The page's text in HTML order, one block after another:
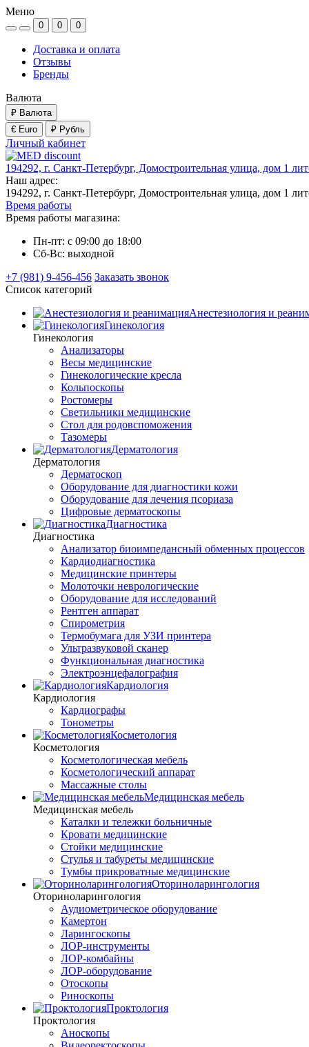
Меню
0 0 0
Доставка и оплата
Отзывы
Бренды
Валюта
₽ Валюта
€ Euro
₽ Рубль
Личный кабинет
194292, г. Санкт-Петербург, Домостроительная улица, дом 1
Наш адрес:
194292, г. Санкт-Петербург, Домостроительная улица, дом 1
Время работы
Время работы магазина:
Пн-пт: с 09:00 до 18:00
Сб-Вс: выходной
+7 (981) 9-456-456 Заказать звонок
Список категорий
Анестезиология и
Гинекология
Гинекология
Анализаторы
Весы медицинские
Гинекологические кресла
Кольпоскопы
Ростомеры
Светильники медицинские
Стол для родовспоможения
Тазомеры
Дерматология
Дерматология
Дерматоскоп
Оборудование для диагностики кожи
Оборудование для лечения псориаза
Цифровые дерматоскопы
Диагностика
Диагностика
Анализатор биоимпедансный обменных процессов
Кардиодиагностика
Медицинские принтеры
Молоточки неврологические
Оборудование для исследований
Рентген аппарат
Спирометрия
Термобумага для УЗИ принтера
Ультразвуковой сканер
Функциональная диагностика
Электроэнцефалография
Кардиология
Кардиология
Кардиографы
Тонометры
Косметология
Косметология
Косметологическая мебель
Косметологический аппарат
Массажные столы
Медицинская мебель
Медицинская мебель
Каталки и тележки больничные
Кровати медицинские
Стойки медицинские
Стулья и табуреты медицинские
Тумбы прикроватные медицинские
Оториноларингология
Оториноларингология
Аудиометрическое оборудование
Камертон
Ларингоскопы
ЛОР-инструменты
ЛОР-комбайны
ЛОР-оборудование
Отоскопы
Риноскопы
Проктология
Проктология
Аноскопы